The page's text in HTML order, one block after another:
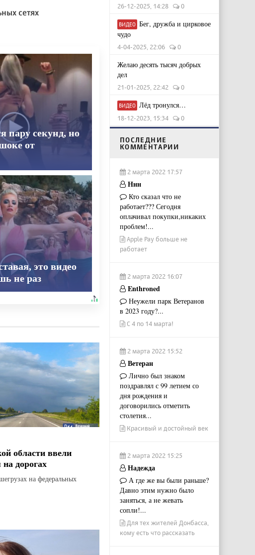
сетях
пару секунд, но
от
это видео
не раз
области ввели
дорогах
на федеральных
26-12-2025, 14:28 0
ВИДЕО Бег, дружба и цирковое
чудо
4-04-2025, 22:06 0
Желаю десять тысяч добрых
дел
21-01-2025, 22:42 0
ВИДЕО Лёд тронулся…
18-12-2023, 15:34 0
ПОСЛЕДНИЕ
КОММЕНТАРИИ
2 марта 2022 17:57
Ннн
Кто сказал что не
работает??? Сегодня
оплачивал покупки,никаких
проблем!...
Apple Pay больше не
работает
2 марта 2022 16:07
Enthroned
Неужели парк Ветеранов
в 2023 году?...
С 4 по 14 марта!
2 марта 2022 15:52
Ветеран
Лично был знаком
поздравлял с 99 летием со
дня рождения и
договорились отметить
столетия...
Красивый и достойный век
2 марта 2022 15:25
Надежда
А где же вы были раньше?
Давно этим нужно было
заняться, а не жевать
сопли!...
Для тех жителей Донбасса,
кому есть что рассказать